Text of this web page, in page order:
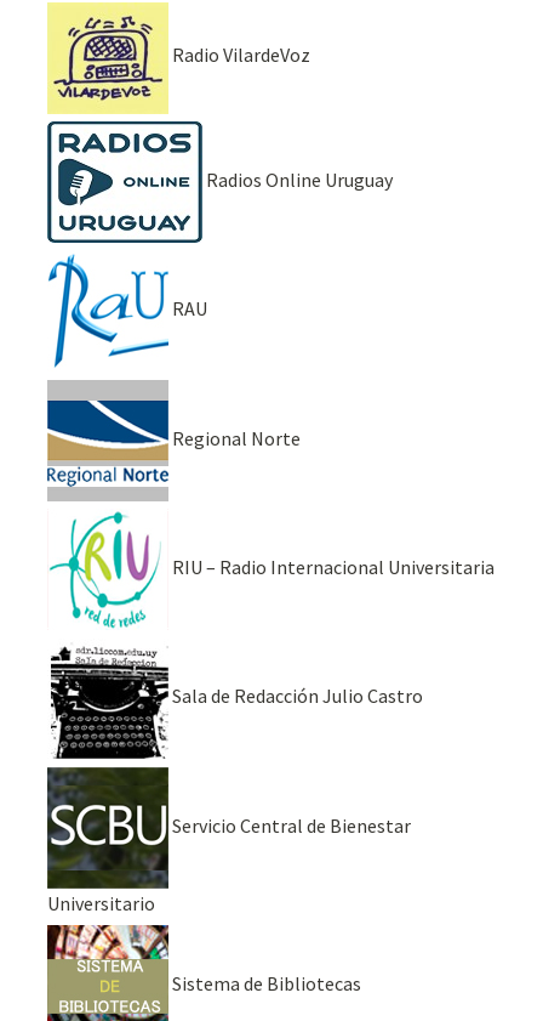
Radio VilardeVoz
Radios Online Uruguay
RAU
Regional Norte
RIU – Radio Internacional Universitaria
Sala de Redacción Julio Castro
Servicio Central de Bienestar
Universitario
Sistema de Bibliotecas